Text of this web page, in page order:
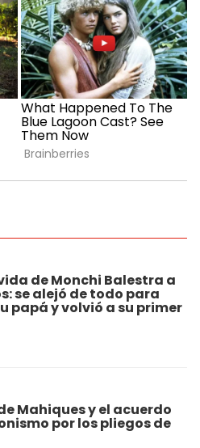
de Monchi Balestra a
se alejó de todo para
papá y volvió a su primer
Mahiques y el acuerdo
por los pliegos de